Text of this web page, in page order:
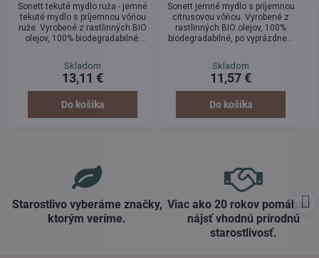
Sonett tekuté mydlo ruža - jemné
tekuté mydlo s príjemnou vôňou
ruže. Vyrobené z rastlinných BIO
olejov, 100% biodegradabilné.
ošetrenie pokožky rúk, tváre a
celého tela.
Skladom
13,11 €
Do košíka
Sonett jemné mydlo s príjemnou
citrusovou vôňou. Vyrobené z
rastlinných BIO olejov, 100%
biodegradabilné, po vyprázdnení
na objednávku). Tekuté mydlo
môže byť používané na
umývanie a ošetrenie pokožky
rúk, tváre a celého tela.
Skladom
11,57 €
Do košíka
Starostlivo vyberáme značky,
ktorým veríme​.
Viac ako 20 rokov
nájsť vhodnú prírodnú
starostlivosť​.